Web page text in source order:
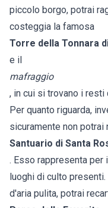
piccolo borgo, potrai
costeggia la famosa
Torre della Tonnara
e il
mafraggio
, in cui si trovano i
Per quanto riguarda,
sicuramente non potrai
Santuario di Santa
. Esso rappresenta
luoghi di culto
d'aria pulita, potrai